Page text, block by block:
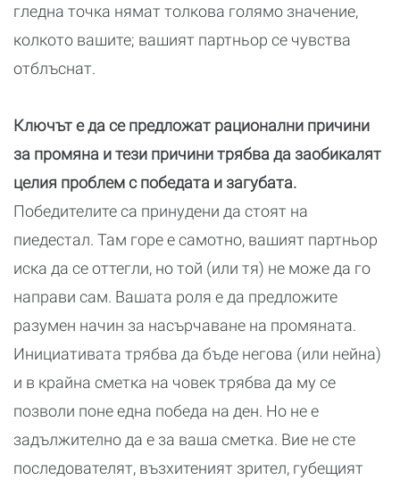
гледна точка нямат толкова голямо значение,
колкото вашите; вашият партньор се чувства
отблъснат.
Ключът е да се предложат рационални причини
за промяна и тези причини трябва да заобикалят
целия проблем с победата и загубата.
Победителите са принудени да стоят на
пиедестал. Там горе е самотно, вашият партньор
иска да се оттегли, но той (или тя) не може да го
направи сам. Вашата роля е да предложите
разумен начин за насърчаване на промяната.
Инициативата трябва да бъде негова (или нейна)
и в крайна сметка на човек трябва да му се
позволи поне една победа на ден. Но не е
задължително да е за ваша сметка. Вие не сте
последователят, възхитеният зрител, губещият